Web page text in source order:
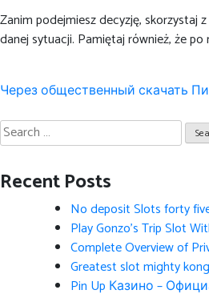
Zanim podejmiesz decyzję, skorzystaj
danej sytuacji. Pamiętaj również, że
Post
navigation
Через общественный скачать
Search
for:
Recent Posts
No deposit Slots forty
Play Gonzo’s Trip Slot
Complete Overview of
Greatest slot mighty
Pin Up Казино –